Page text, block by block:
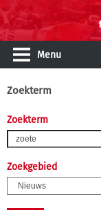
Menu
Zoekterm
Zoekterm
Zoekgebied